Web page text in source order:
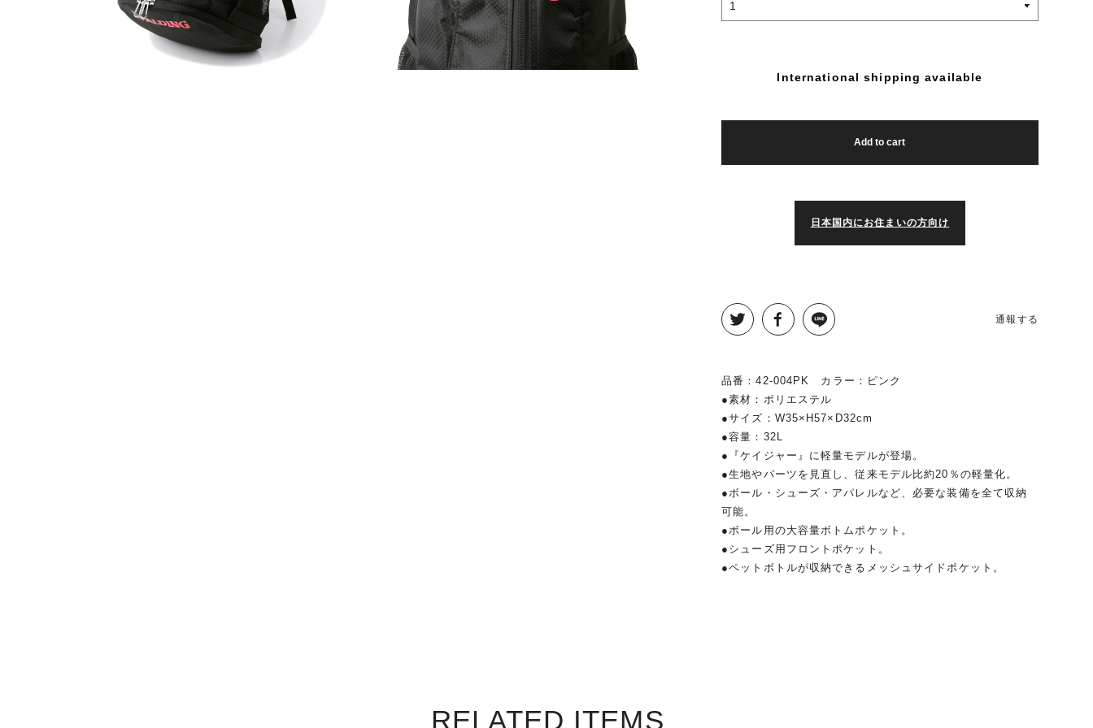
International shipping available
Add to cart
日本国内にお住まいの方向け
通報する
品番：42-004PK カラー：ピンク
●素材：ポリエステル
●サイズ：W35×H57×D32cm
●容量：32L
●『ケイジャー』に軽量モデルが登場。
●生地やパーツを見直し、従来モデル比約20％の軽量化。
●ボール・シューズ・アパレルなど、必要な装備を全て収納
可能。
●ボール用の大容量ボトムポケット。
●シューズ用フロントポケット。
●ペットボトルが収納できるメッシュサイドポケット。
RELATED ITEMS